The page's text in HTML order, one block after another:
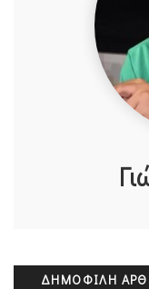
ΔΗΜΟΦΙΛΉ